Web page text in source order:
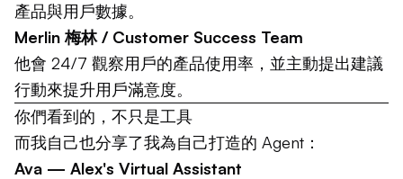
產品與用戶數據。
Merlin 梅林 / Customer Success Team
他會 24/7 觀察用戶的產品使用率，並主動提出建議
行動來提升用戶滿意度。
你們看到的，不只是工具
而我自己也分享了我為自己打造的 Agent：
Ava — Alex's Virtual Assistant